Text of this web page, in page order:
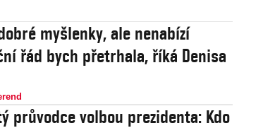
myšlenky, ale nenabízí
řád bych přetrhala, říká Denisa
průvodce volbou prezidenta: Kdo